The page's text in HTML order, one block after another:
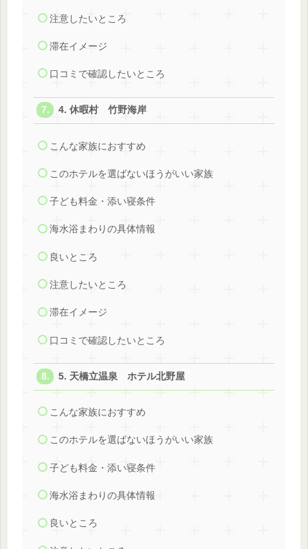
注意したいところ
滞在イメージ
口コミで確認したいところ
4. 休暇村 竹野海岸
こんな家族におすすめ
このホテルを選ばないほうがいい家族
子ども料金・添い寝条件
海水浴まわりの具体情報
良いところ
注意したいところ
滞在イメージ
口コミで確認したいところ
5. 天橋立温泉 ホテル北野屋
こんな家族におすすめ
このホテルを選ばないほうがいい家族
子ども料金・添い寝条件
海水浴まわりの具体情報
良いところ